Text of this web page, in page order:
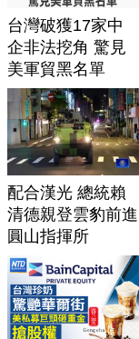
台灣破獲17家中
企非法挖角 驚見
美軍貿黑名單
配合漢光 總統賴
清德親登雲豹前進
圓山指揮所